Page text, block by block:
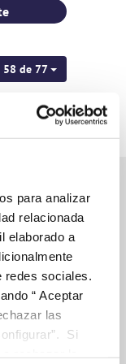
para analizar
relacionada
elaborado a
redes sociales.
“ Aceptar
las
Si
58 de 77